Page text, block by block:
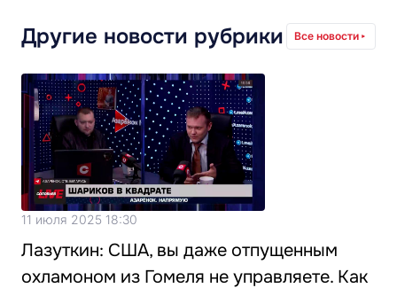
Другие новости рубрики Все новости
11 июля 2025 18:30
Лазуткин: США, вы даже отпущенным
охламоном из Гомеля не управляете. Как